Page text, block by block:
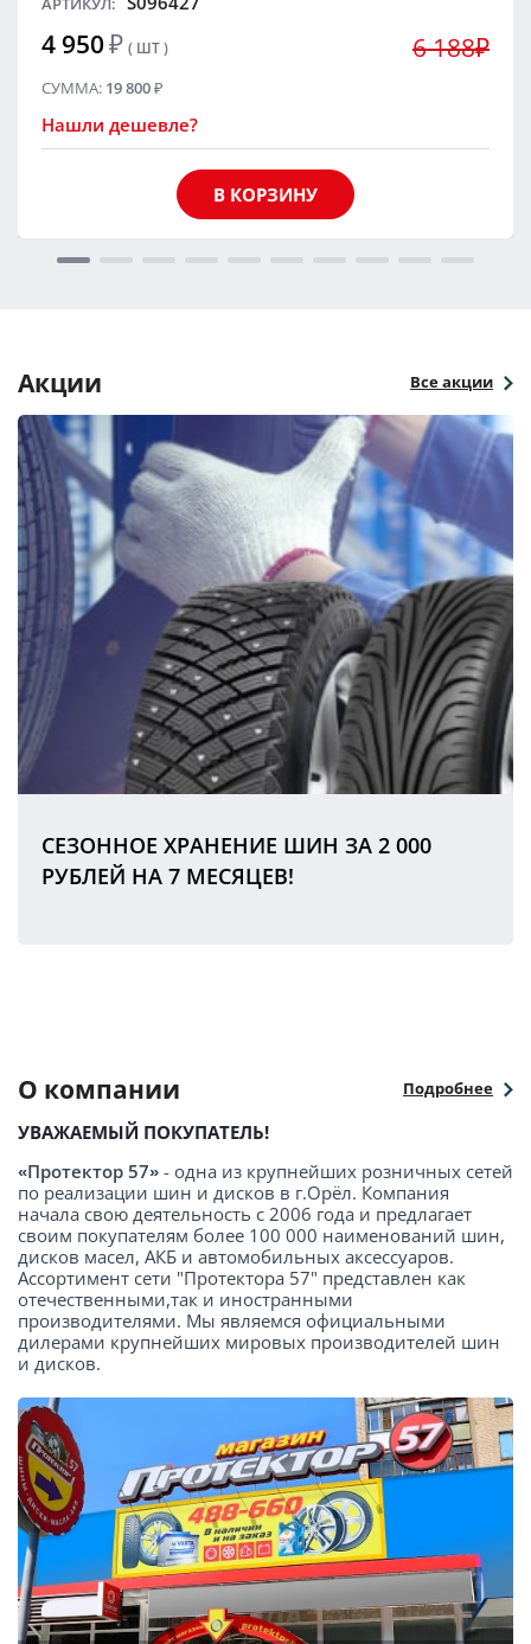
4 950₽ ( ШТ ) 6 188₽
СУММА: 19 800₽
Нашли дешевле?
В КОРЗИНУ
Акции Все акции
СЕЗОННОЕ ХРАНЕНИЕ ШИН ЗА 2 000
РУБЛЕЙ НА 7 МЕСЯЦЕВ!
О компании Подробнее
УВАЖАЕМЫЙ ПОКУПАТЕЛЬ!
«Протектор 57» - одна из крупнейших розничных сетей
по реализации шин и дисков в г.Орёл. Компания
начала свою деятельность с 2006 года и предлагает
своим покупателям более 100 000 наименований шин,
дисков масел, АКБ и автомобильных аксессуаров.
Ассортимент сети "Протектора 57" представлен как
отечественными,так и иностранными
производителями. Мы являемся официальными
дилерами крупнейших мировых производителей шин
и дисков.